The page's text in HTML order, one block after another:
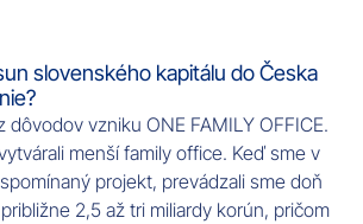
slovenského kapitálu do Česka
dôvodov vzniku ONE FAMILY OFFICE.
menší family office. Keď sme v
projekt, prevádzali sme doň
2,5 až tri miliardy korún, pričom